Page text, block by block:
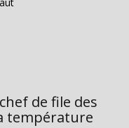
de file des
température